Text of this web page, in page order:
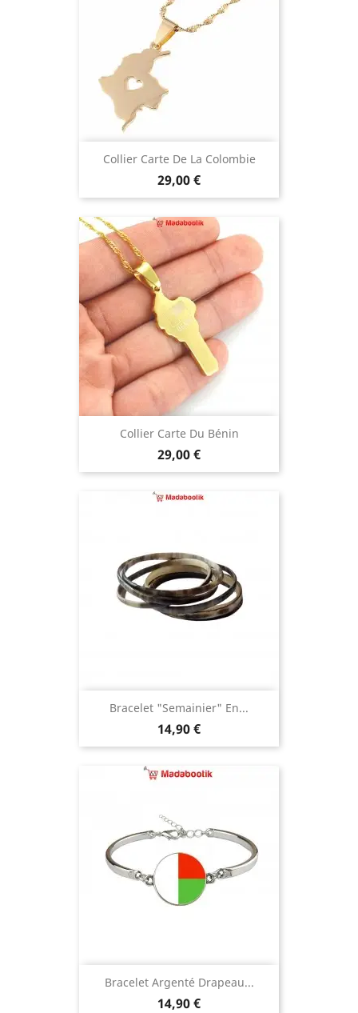
Collier Carte De La Colombie
Prix
29,00 €
Collier Carte Du Bénin
Prix
29,00 €
Bracelet "semainier" En...
Prix
14,90 €
Bracelet Argenté Drapeau...
Prix
14,90 €